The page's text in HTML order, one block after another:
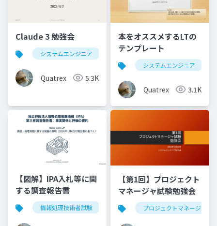
Claude 3 勉強会
システムエンジニア 生成ai claude
Quatrex 5.3K
本をオススメするLTの
テンプレート
システムエンジニア
Quatrex 3.1K
【図解】IPA入札等に関
する調査報告書
情報処理技術者試験 ipa 調査報告書
【第1回】プロジェクト
マネージャ試験勉強会
プロジェクトマネージャ